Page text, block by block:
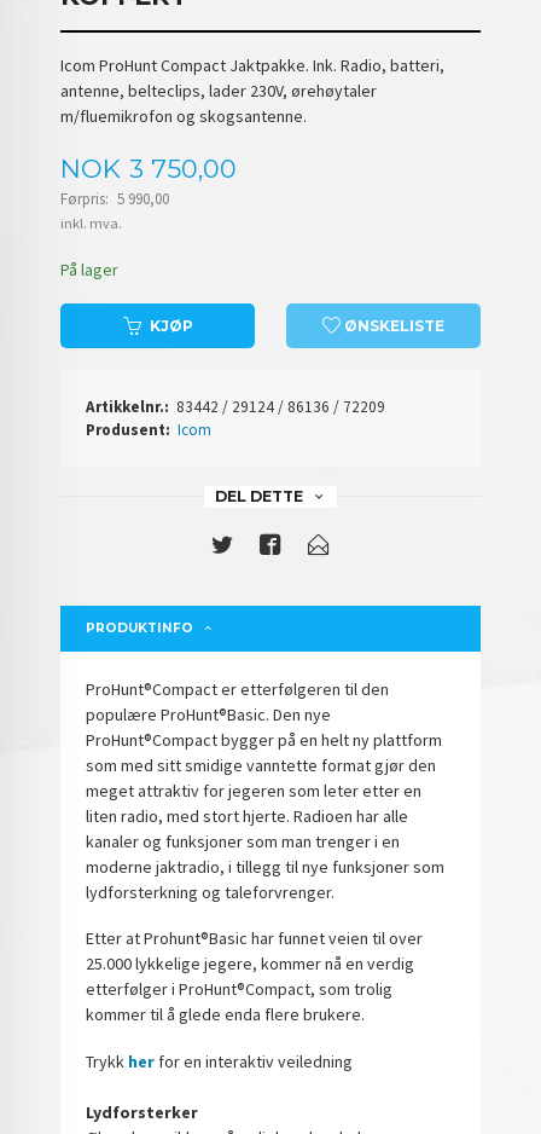
Icom ProHunt Compact Jaktpakke. Ink. Radio, batteri,
antenne, belteclips, lader 230V, ørehøytaler
m/fluemikrofon og skogsantenne.
Tilbud
NOK 3 750,00
Førpris: 5 990,00
Rabatt
inkl. mva.
På lager
KJØP ØNSKELISTE
Artikkelnr.: 83442 / 29124 / 86136 / 72209
Produsent: Icom
DEL DETTE
PRODUKTINFO
ProHunt®Compact er etterfølgeren til den
populære ProHunt®Basic. Den nye
ProHunt®Compact bygger på en helt ny plattform
som med sitt smidige vanntette format gjør den
meget attraktiv for jegeren som leter etter en
liten radio, med stort hjerte. Radioen har alle
kanaler og funksjoner som man trenger i en
moderne jaktradio, i tillegg til nye funksjoner som
lydforsterkning og taleforvrenger.
Etter at Prohunt®Basic har funnet veien til over
25.000 lykkelige jegere, kommer nå en verdig
etterfølger i ProHunt®Compact, som trolig
kommer til å glede enda flere brukere.
Trykk her for en interaktiv veiledning
Lydforsterker